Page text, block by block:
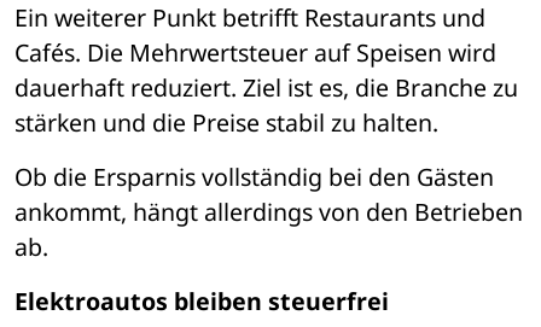
Ein weiterer Punkt betrifft Restaurants und
Cafés. Die Mehrwertsteuer auf Speisen wird
dauerhaft reduziert. Ziel ist es, die Branche zu
stärken und die Preise stabil zu halten.
Ob die Ersparnis vollständig bei den Gästen
ankommt, hängt allerdings von den Betrieben
ab.
Elektroautos bleiben steuerfrei